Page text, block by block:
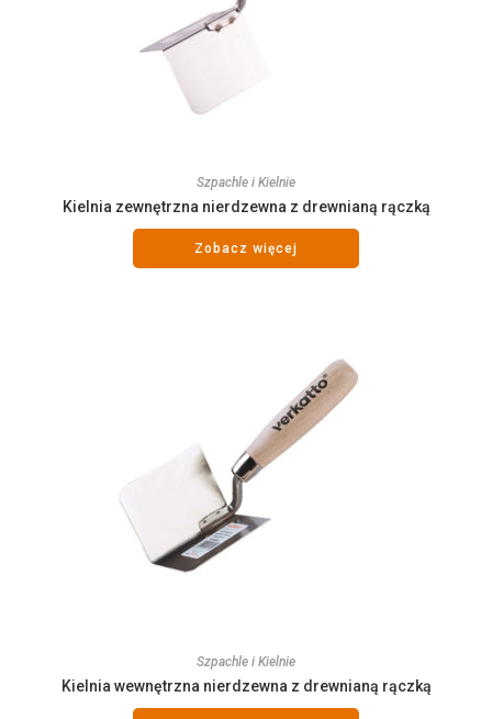
Szpachle i Kielnie
Kielnia zewnętrzna nierdzewna z drewnianą rączką
Zobacz więcej
Szpachle i Kielnie
Kielnia wewnętrzna nierdzewna z drewnianą rączką